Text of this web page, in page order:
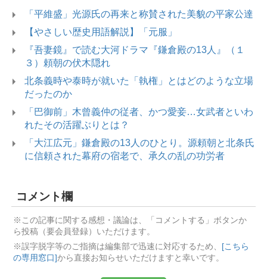
「平維盛」光源氏の再来と称賛された美貌の平家公達
【やさしい歴史用語解説】「元服」
『吾妻鏡』で読む大河ドラマ『鎌倉殿の13人』（１
３）頼朝の伏木隠れ
北条義時や泰時が就いた「執権」とはどのような立場
だったのか
「巴御前」木曾義仲の従者、かつ愛妾…女武者といわ
れたその活躍ぶりとは？
「大江広元」鎌倉殿の13人のひとり。源頼朝と北条氏
に信頼された幕府の宿老で、承久の乱の功労者
コメント欄
※この記事に関する感想・議論は、「コメントする」ボタンか
ら投稿（要会員登録）いただけます。
※誤字脱字等のご指摘は編集部で迅速に対応するため、 [こちら
の専用窓口]から直接お知らせいただけますと幸いです。